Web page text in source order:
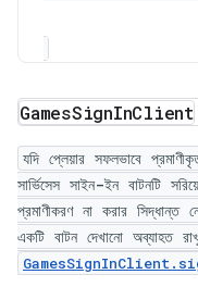
GamesSignInClient
যদি প্লেয়ার সফলভাবে
সার্ভিসেস সাইন-ইন বাটনটি
প্রমাণীকরণ না করার
একটি বাটন দেখানো অব্যাহত